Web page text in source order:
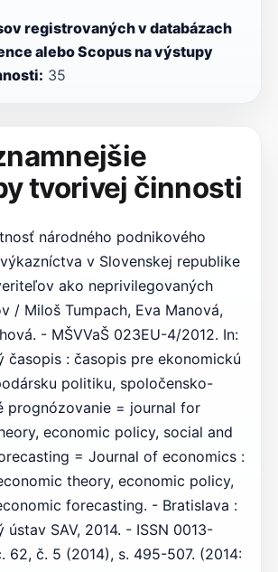
registrovaných v databázach
alebo Scopus na výstupy
35
tvorivej činnosti
národného podnikového
v Slovenskej republike
ako neprivilegovaných
/ Miloš Tumpach, Eva Manová,
- MŠVVaŠ 023EU-4/2012. In:
časopis : časopis pre ekonomickú
politiku, spoločensko-
prognózovanie = journal for
economic policy, social and
= Journal of economics :
theory, economic policy,
forecasting. - Bratislava :
ústav SAV, 2014. - ISSN 0013-
62, č. 5 (2014), s. 495-507. (2014: